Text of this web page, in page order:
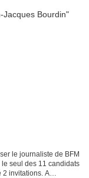
le journaliste de BFM
seul des 11 candidats
2 invitations. A